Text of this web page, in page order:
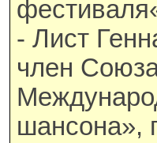
- Лист
член
шансона»,